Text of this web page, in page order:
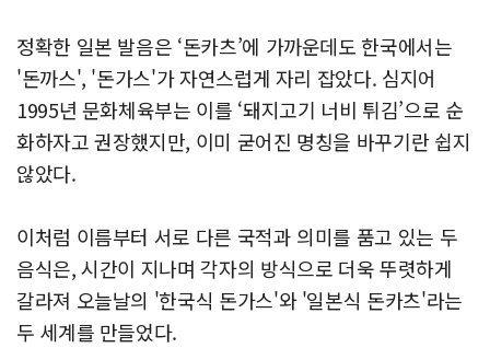
정확한 일본 발음은 ‘돈카츠’에 가까운데도 한국에서는
'돈까스', '돈가스'가 자연스럽게 자리 잡았다. 심지어
1995년 문화체육부는 이를 ‘돼지고기 너비 튀김’으로 순
화하자고 권장했지만, 이미 굳어진 명칭을 바꾸기란 쉽지
않았다.
이처럼 이름부터 서로 다른 국적과 의미를 품고 있는 두
음식은, 시간이 지나며 각자의 방식으로 더욱 뚜렷하게
갈라져 오늘날의 '한국식 돈가스'와 '일본식 돈카츠'라는
두 세계를 만들었다.